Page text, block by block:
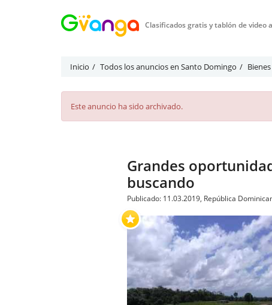
Clasificados gratis y tablón de video
Inicio Todos los anuncios en Santo Domingo
Este anuncio ha sido archivado.
Grandes
buscando
Publicado: 11.03.2019, República